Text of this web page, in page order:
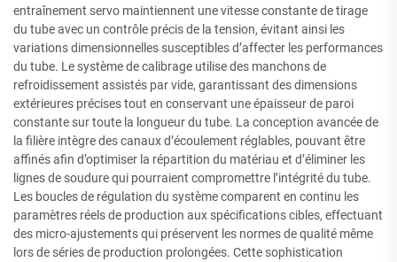
entraînement servo maintiennent une vitesse constante de tirage
du tube avec un contrôle précis de la tension, évitant ainsi les
variations dimensionnelles susceptibles d’affecter les performances
du tube. Le système de calibrage utilise des manchons de
refroidissement assistés par vide, garantissant des dimensions
extérieures précises tout en conservant une épaisseur de paroi
constante sur toute la longueur du tube. La conception avancée de
la filière intègre des canaux d’écoulement réglables, pouvant être
affinés afin d’optimiser la répartition du matériau et d’éliminer les
lignes de soudure qui pourraient compromettre l’intégrité du tube.
Les boucles de régulation du système comparent en continu les
paramètres réels de production aux spécifications cibles, effectuant
des micro-ajustements qui préservent les normes de qualité même
lors de séries de production prolongées. Cette sophistication